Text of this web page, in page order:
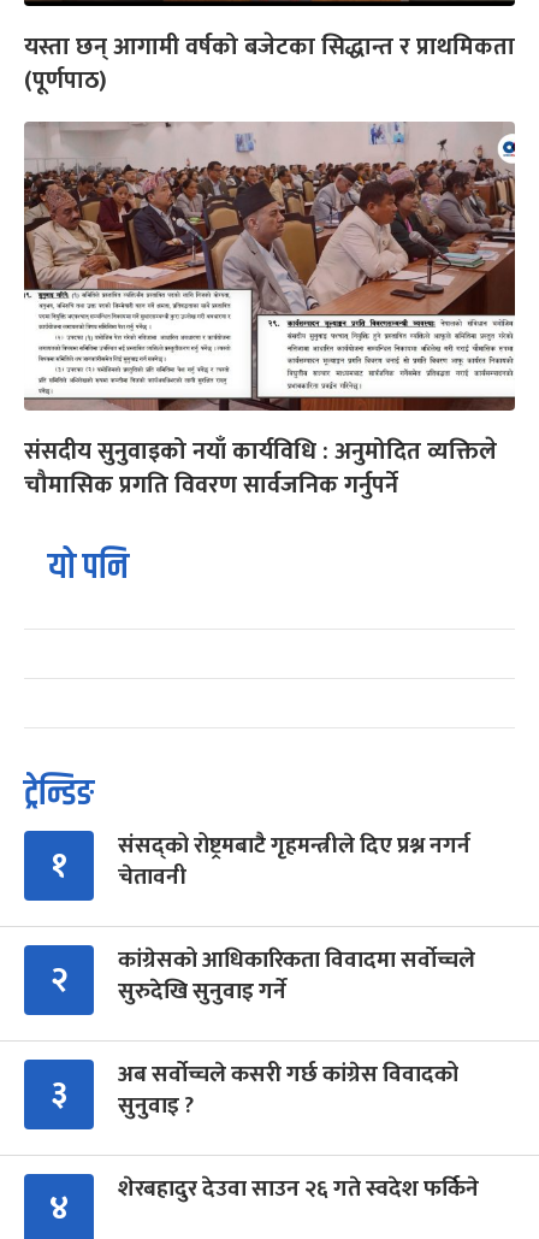
यस्ता छन् आगामी वर्षको बजेटका सिद्धान्त र प्राथमिकता
(पूर्णपाठ)
संसदीय सुनुवाइको नयाँ कार्यविधि : अनुमोदित व्यक्तिले
चौमासिक प्रगति विवरण सार्वजनिक गर्नुपर्ने
यो पनि
ट्रेन्डिङ
१
संसद्को रोष्ट्रमबाटै गृहमन्त्रीले दिए प्रश्न नगर्न
चेतावनी
२
कांग्रेसको आधिकारिकता विवादमा सर्वोच्चले
सुरुदेखि सुनुवाइ गर्ने
३
अब सर्वोच्चले कसरी गर्छ कांग्रेस विवादको
सुनुवाइ ?
४ शेरबहादुर देउवा साउन २६ गते स्वदेश फर्किने